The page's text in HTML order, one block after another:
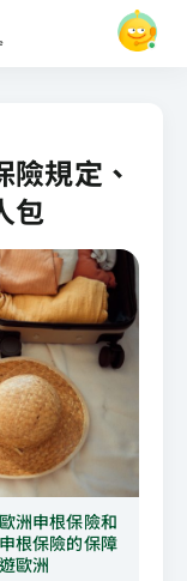
申根保險是什麼？申根保險規定、注意事項、投保試算懶人包
險規定、
包
洲申根保險和
根保險的保障
歐洲